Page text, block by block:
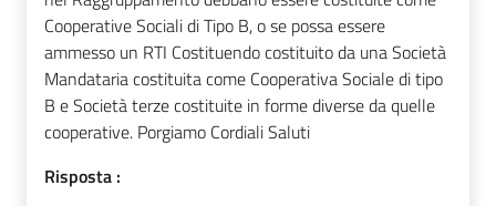
Cooperative Sociali di Tipo B, o se possa essere
ammesso un RTI Costituendo costituito da una Società
Mandataria costituita come Cooperativa Sociale di tipo
B e Società terze costituite in forme diverse da quelle
cooperative. Porgiamo Cordiali Saluti
Risposta :